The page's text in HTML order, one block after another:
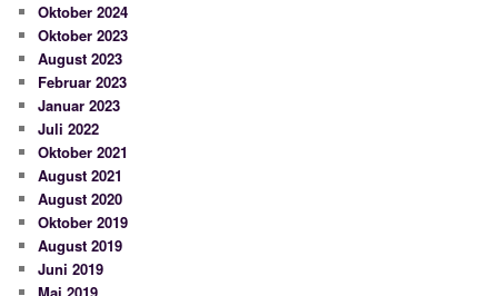
Oktober 2024
Oktober 2023
August 2023
Februar 2023
Januar 2023
Juli 2022
Oktober 2021
August 2021
August 2020
Oktober 2019
August 2019
Juni 2019